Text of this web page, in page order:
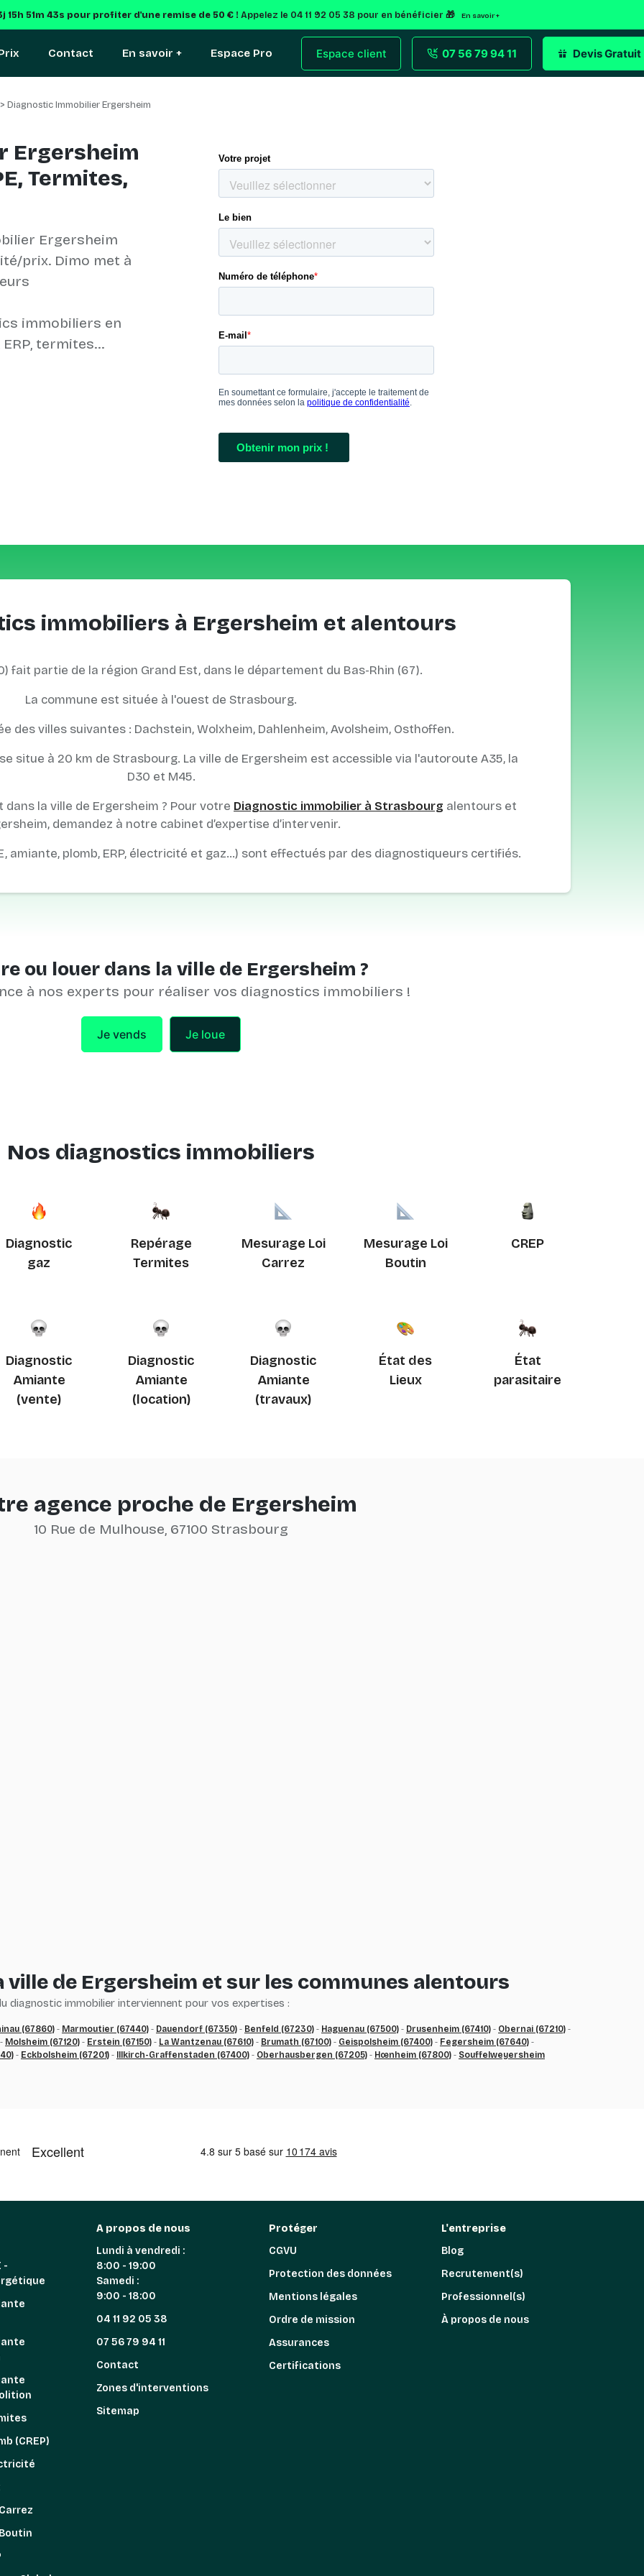
15h 51m 42s pour profiter d'une remise de 50 € ! Appelez le 04 11 92 05 38 pour en bénéficier 🎁 En savoir +
Contact En savoir + Espace Pro Espace client 07 56 79 94 11 Devis Gratuit
> Diagnostic Immobilier Ergersheim
Ergersheim
Termites,
Ergersheim
prix. Dimo met à
immobiliers en
immobiliers à Ergersheim et alentours
fait partie de la région Grand Est, dans le département du Bas-Rhin (67).
La commune est située à l'ouest de Strasbourg.
des villes suivantes : Dachstein, Wolxheim, Dahlenheim, Avolsheim, Osthoffen.
se situe à 20 km de Strasbourg. La ville de Ergersheim est accessible via l'autoroute A35, la
D30 et M45.
la ville de Ergersheim ? Pour votre Diagnostic immobilier à Strasbourg alentours et
demandez à notre cabinet d’expertise d’intervenir.
amiante, plomb, ERP, électricité et gaz…) sont effectués par des diagnostiqueurs certifiés.
ou louer dans la ville de Ergersheim ?
à nos experts pour réaliser vos diagnostics immobiliers !
Je vends Je loue
Nos diagnostics immobiliers
Diagnostic
gaz
Repérage
Termites
Mesurage Loi
Carrez
Mesurage Loi
Boutin
CREP
Diagnostic
Amiante
(vente)
Diagnostic
Amiante
(location)
Diagnostic
Amiante
(travaux)
État des
Lieux
État
parasitaire
agence proche de Ergersheim
10 Rue de Mulhouse, 67100 Strasbourg
de Ergersheim et sur les communes alentours
diagnostic immobilier interviennent pour vos expertises :
(67860) - Marmoutier (67440) - Dauendorf (67350) - Benfeld (67230) - Haguenau (67500) - Drusenheim (67410) - Obernai (67210) -
- Molsheim (67120) - Erstein (67150) - La Wantzenau (67610) - Brumath (67100) - Geispolsheim (67400) - Fegersheim (67640) -
- Eckbolsheim (67201) - Illkirch-Graffenstaden (67400) - Oberhausbergen (67205) - Hœnheim (67800) - Souffelweyersheim
-
(CREP)
A propos de nous
Lundi à vendredi :
8:00 - 19:00
Samedi :
9:00 - 18:00
04 11 92 05 38
07 56 79 94 11
Contact
Zones d'interventions
Sitemap
Protéger
CGVU
Protection des données
Mentions légales
Ordre de mission
Assurances
Certifications
L'entreprise
Blog
Recrutement(s)
Professionnel(s)
À propos de nous